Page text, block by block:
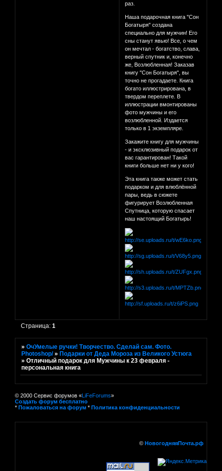
раз.
Наша подарочная книга "Сон
Богатыря" создана
специально для мужчин! Его
сны станут явью! Все, о чем
он мечтал - богатство, слава,
верный спутник и, конечно
же, Возлюбленная! Заказав
книгу "Сон Богатыря", вы
точно не прогадаете. Книга
богато иллюстрирована, в
твердом переплете. В
иллюстрации вмонтированы
фото мужчины и его
возлюбленной. Издается
только в 1 экземпляре.
Закажите книгу для мужчины
- и эксклюзивный подарок от
вас гарантирован! Такой
книги больше нет ни у кого!
Эта книга также может стать
подарком и для влюблённой
пары, ведь в сюжете
фигурирует Возлюбленная
Спутница, которую спасает
наш настоящий Богатырь!
Страница:1
»ОчУмелые ручки! Творчество. Сделай сам. Фото.
Photoshop/ »Подарки от Деда Мороза из Великого Устюга
»Отличный подарок для Мужчины к 23 февраля -
персональная книга
© 2000 Сервис форумов «LiFeForums»
Создать форум бесплатно
* Пожаловаться на форум * Политика конфиденциальности
© НовогодняяПочта.рф